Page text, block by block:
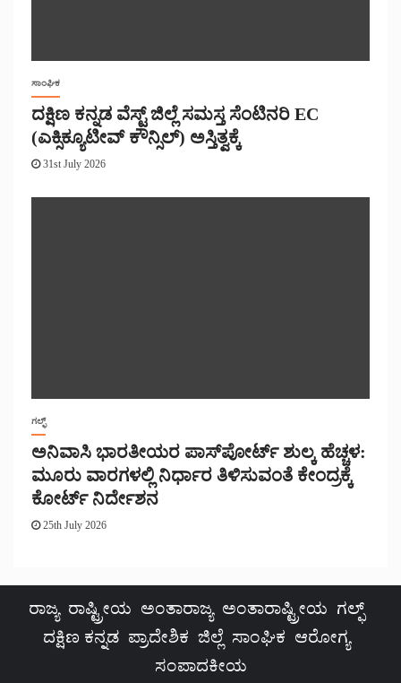
ಸಾಂಘಿಕ
ದಕ್ಷಿಣ ಕನ್ನಡ ವೆಸ್ಟ್ ಜಿಲ್ಲೆ ಸಮಸ್ತ ಸೆಂಟಿನರಿ EC
(ಎಕ್ಸಿಕ್ಯೂಟೀವ್ ಕೌನ್ಸಿಲ್) ಅಸ್ತಿತ್ವಕ್ಕೆ
31st July 2026
ಗಲ್ಫ್
ಅನಿವಾಸಿ ಭಾರತೀಯರ ಪಾಸ್‌ಪೋರ್ಟ್ ಶುಲ್ಕ ಹೆಚ್ಚಳ:
ಮೂರು ವಾರಗಳಲ್ಲಿ ನಿರ್ಧಾರ ತಿಳಿಸುವಂತೆ ಕೇಂದ್ರಕ್ಕೆ
ಕೋರ್ಟ್ ನಿರ್ದೇಶನ
25th July 2026
ರಾಜ್ಯ ರಾಷ್ಟ್ರೀಯ ಅಂತಾರಾಜ್ಯ ಅಂತಾರಾಷ್ಟ್ರೀಯ ಗಲ್ಫ್
ದಕ್ಷಿಣ ಕನ್ನಡ ಪ್ರಾದೇಶಿಕ ಜಿಲ್ಲೆ ಸಾಂಘಿಕ ಆರೋಗ್ಯ
ಸಂಪಾದಕೀಯ